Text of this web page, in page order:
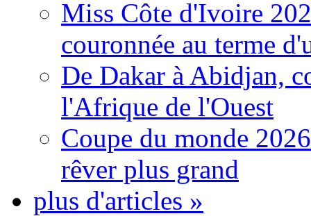
Miss Côte d'Ivoire
couronnée au terme
De Dakar à Abidjan,
l'Afrique de l'Ouest
Coupe du monde
rêver plus grand
plus d'articles »